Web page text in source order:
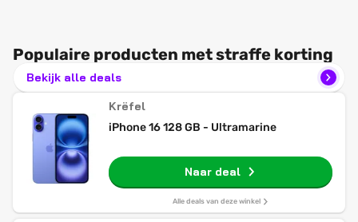
Populaire producten met straffe korting
Bekijk alle deals
Krëfel
iPhone 16 128 GB - Ultramarine
Naar deal
Alle deals van deze winkel